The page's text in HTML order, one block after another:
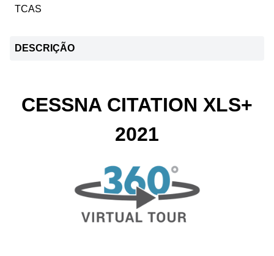
TCAS
DESCRIÇÃO
CESSNA CITATION XLS+
2021